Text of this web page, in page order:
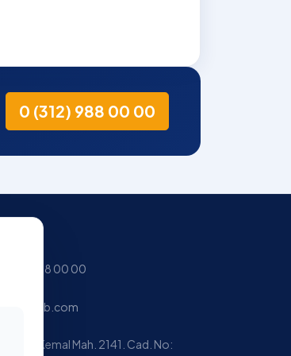
0 (312) 988 00 00
0 (312) 988 00 00
info@3c1b.com
Mustafa Kemal Mah. 2141. Cad. No: